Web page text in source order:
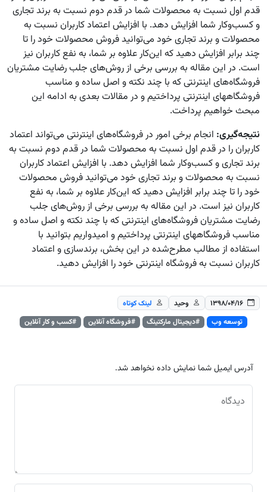
قدم اول نسبت به محصولات شما در قدم دوم نسبت به برند تجاری
و کسب‌وکار شما افزایش دهد. با افزایش اعتماد کاربران نسبت به
محصولات و برند تجاری خود می‌توانید فروش محصولات خود را تا
چند برابر افزایش دهید که این‌کار علاوه بر شما، به نفع کاربران نیز
است. در این مقاله به بررسی برخی از روش‌های جلب رضایت مشتریان
فروشگاه‌های اینترنتی که با چند نکته و اصل ساده و مناسب
فروشگاه‎های اینترنتی پرداختیم و در مقالات بعدی به ادامه این
مبحث خواهیم پرداخت.
نتیجه‌گیری: انجام برخی امور در فروشگاه‌های اینترنتی می‌تواند اعتماد
کاربران را در قدم اول نسبت به محصولات شما در قدم دوم نسبت به
برند تجاری و کسب‌وکار شما افزایش دهد. با افزایش اعتماد کاربران
نسبت به محصولات و برند تجاری خود می‌توانید فروش محصولات
خود را تا چند برابر افزایش دهید که این‌کار علاوه بر شما، به نفع
کاربران نیز است. در این مقاله به بررسی برخی از روش‌های جلب
رضایت مشتریان فروشگاه‌های اینترنتی که با چند نکته و اصل ساده و
مناسب فروشگاه‎های اینترنتی پرداختیم و امیدواریم بتوانید با
استفاده از مطالب مطرح‌شده در این بخش، برندسازی و اعتماد
کاربران نسبت به فروشگاه اینترنتی خود را افزایش دهید.
۱۳۹۸/۰۴/۱۶ وحید
لینک کوتاه
توسعه وب
#دیجیتال مارکتینگ #فروشگاه آنلاین #کسب و کار آنلاین
آدرس ایمیل شما نمایش داده نخواهد شد.
دیدگاه